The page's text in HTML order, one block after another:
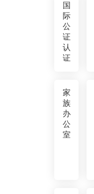
国
际
公
证
认
证
家
族
办
公
室